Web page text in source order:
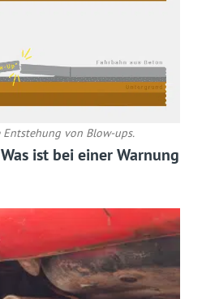
von Blow-ups.
ist bei einer Warnung